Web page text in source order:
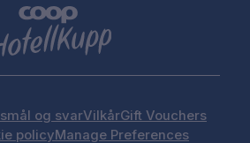
og svarVilkårGift Vouchers
policyManage Preferences